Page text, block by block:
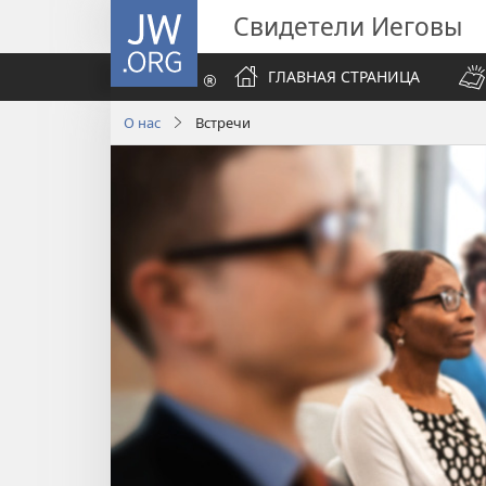
JW.ORG Свидетели Иеговы
ГЛАВНАЯ СТРАНИЦА
О нас Встречи